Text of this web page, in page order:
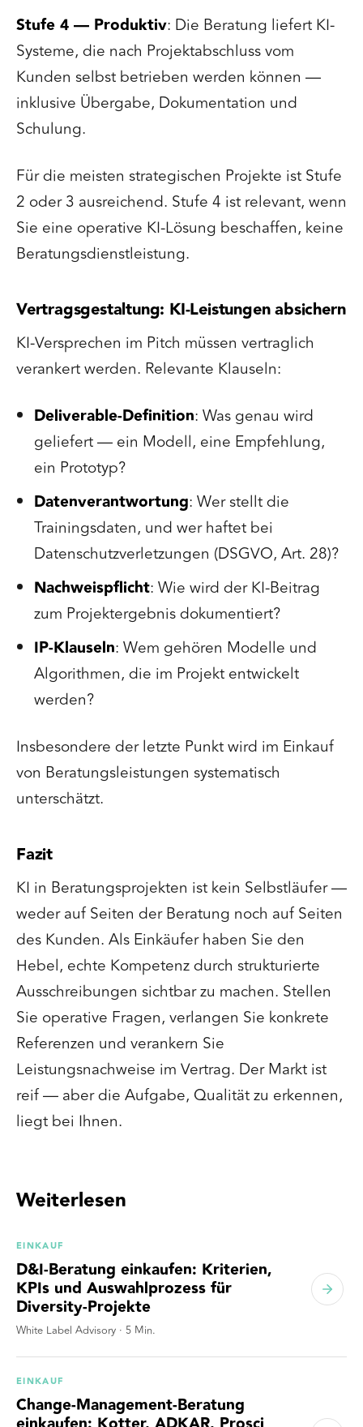
Stufe 4 — Produktiv: Die Beratung liefert KI-
Systeme, die nach Projektabschluss vom
Kunden selbst betrieben werden können —
inklusive Übergabe, Dokumentation und
Schulung.
Für die meisten strategischen Projekte ist Stufe
2 oder 3 ausreichend. Stufe 4 ist relevant, wenn
Sie eine operative KI-Lösung beschaffen, keine
Beratungsdienstleistung.
Vertragsgestaltung: KI-Leistungen absichern
KI-Versprechen im Pitch müssen vertraglich
verankert werden. Relevante Klauseln:
Deliverable-Definition: Was genau wird
geliefert — ein Modell, eine Empfehlung,
ein Prototyp?
Datenverantwortung: Wer stellt die
Trainingsdaten, und wer haftet bei
Datenschutzverletzungen (DSGVO, Art. 28)?
Nachweispflicht: Wie wird der KI-Beitrag
zum Projektergebnis dokumentiert?
IP-Klauseln: Wem gehören Modelle und
Algorithmen, die im Projekt entwickelt
werden?
Insbesondere der letzte Punkt wird im Einkauf
von Beratungsleistungen systematisch
unterschätzt.
Fazit
KI in Beratungsprojekten ist kein Selbstläufer —
weder auf Seiten der Beratung noch auf Seiten
des Kunden. Als Einkäufer haben Sie den
Hebel, echte Kompetenz durch strukturierte
Ausschreibungen sichtbar zu machen. Stellen
Sie operative Fragen, verlangen Sie konkrete
Referenzen und verankern Sie
Leistungsnachweise im Vertrag. Der Markt ist
reif — aber die Aufgabe, Qualität zu erkennen,
liegt bei Ihnen.
Weiterlesen
EINKAUF
D&I-Beratung einkaufen: Kriterien,
KPIs und Auswahlprozess für
Diversity-Projekte
White Label Advisory · 5 Min.
EINKAUF
Change-Management-Beratung